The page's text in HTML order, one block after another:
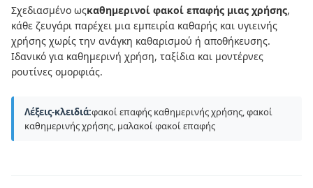
Σχεδιασμένο ωςκαθημερινοί φακοί επαφής μιας χρήσης,
κάθε ζευγάρι παρέχει μια εμπειρία καθαρής και υγιεινής
χρήσης χωρίς την ανάγκη καθαρισμού ή αποθήκευσης.
Ιδανικό για καθημερινή χρήση, ταξίδια και μοντέρνες
ρουτίνες ομορφιάς.
Λέξεις-κλειδιά:φακοί επαφής καθημερινής χρήσης, φακοί
καθημερινής χρήσης, μαλακοί φακοί επαφής